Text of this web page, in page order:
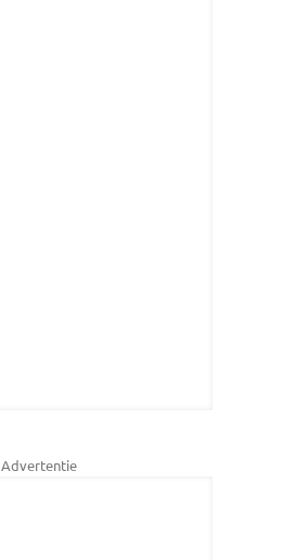
Advertentie